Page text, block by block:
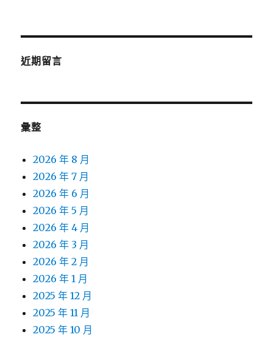
近期留言
彙整
2026 年 8 月
2026 年 7 月
2026 年 6 月
2026 年 5 月
2026 年 4 月
2026 年 3 月
2026 年 2 月
2026 年 1 月
2025 年 12 月
2025 年 11 月
2025 年 10 月